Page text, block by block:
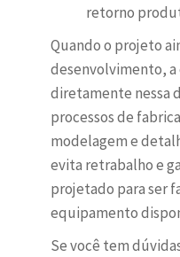
retorno
Quando o projeto
desenvolvimento,
diretamente nessa
processos de
modelagem e
evita retrabalho e
projetado para ser
equipamento
Se você tem